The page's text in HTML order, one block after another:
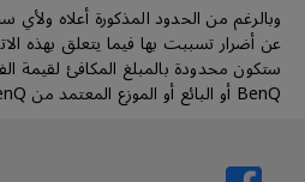
ستكون محدودة بالمبلغ المكافئ لقيمة
BenQ أو البائع أو الموزع المعتمد من BenQ لهذا المنتج.